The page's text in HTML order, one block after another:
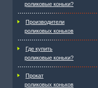
роликовые коньки?
Производители
роликовых коньков
Где купить
роликовые коньки?
Прокат
роликовых коньков